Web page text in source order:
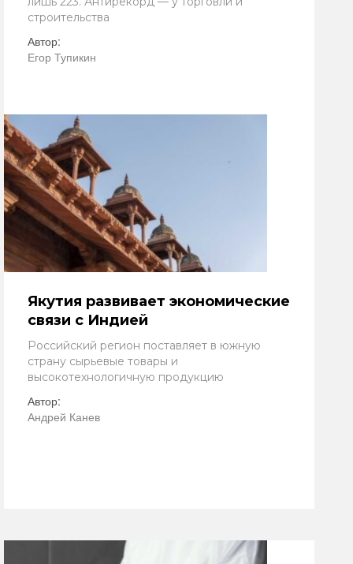
строительства
Автор:
Егор Тупикин
Якутия развивает экономические
связи с Индией
Российский регион поставляет в южную
страну сырьевые товары и
высокотехнологичную продукцию
Автор:
Андрей Канев